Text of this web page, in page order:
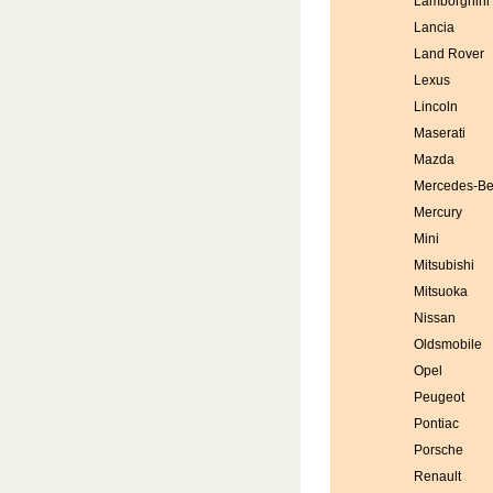
Lancia
Land Rover
Lexus
Lincoln
Maserati
Mazda
Mercedes-
Mercury
Mini
Mitsubishi
Mitsuoka
Nissan
Oldsmobile
Opel
Peugeot
Pontiac
Porsche
Renault